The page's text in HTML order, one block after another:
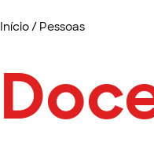
Início/ Pessoas